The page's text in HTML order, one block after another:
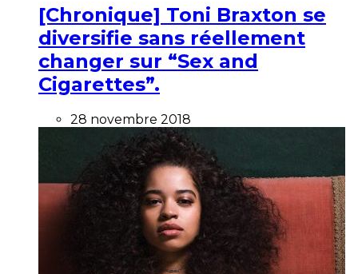
[Chronique] Toni Braxton se
diversifie sans réellement
changer sur “Sex and
Cigarettes”.
28 novembre 2018